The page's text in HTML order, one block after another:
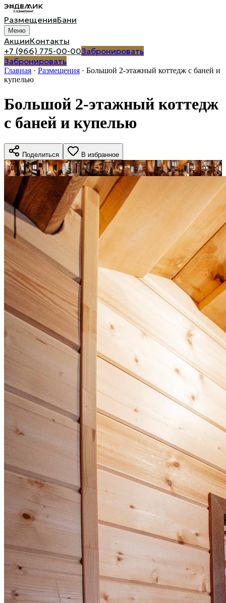
РазмещенияБани
Меню
АкцииКонтакты
+7 (966) 775-00-00Забронировать
Забронировать
Главная · Размещения · Большой 2-этажный коттедж с баней и
купелью
Большой 2-этажный коттедж
с баней и купелью
Поделиться В избранное